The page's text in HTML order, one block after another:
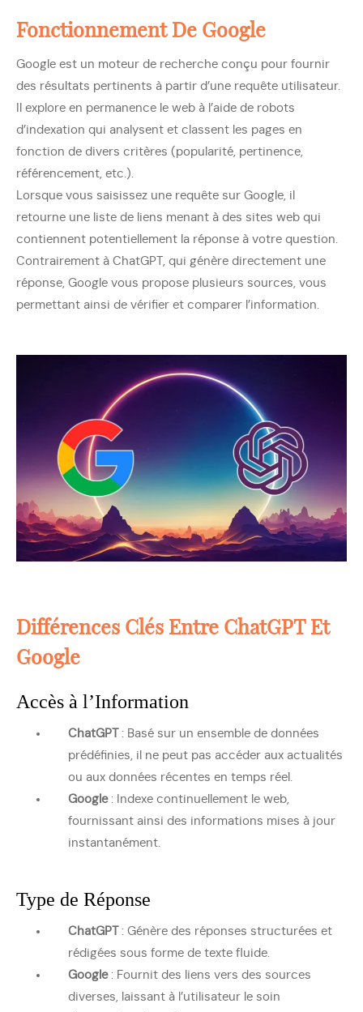
Fonctionnement De Google
Google est un moteur de recherche conçu pour fournir
des résultats pertinents à partir d’une requête utilisateur.
Il explore en permanence le web à l’aide de robots
d’indexation qui analysent et classent les pages en
fonction de divers critères (popularité, pertinence,
référencement, etc.).
Lorsque vous saisissez une requête sur Google, il
retourne une liste de liens menant à des sites web qui
contiennent potentiellement la réponse à votre question.
Contrairement à ChatGPT, qui génère directement une
réponse, Google vous propose plusieurs sources, vous
permettant ainsi de vérifier et comparer l’information.
Différences Clés Entre ChatGPT Et
Google
Accès à l’Information
ChatGPT
: Basé sur un ensemble de données
prédéfinies, il ne peut pas accéder aux actualités
ou aux données récentes en temps réel.
Google: Indexe continuellement le web,
fournissant ainsi des informations mises à jour
instantanément.
Type de Réponse
ChatGPT
: Génère des réponses structurées et
rédigées sous forme de texte fluide.
Google: Fournit des liens vers des sources
diverses, laissant à l’utilisateur le soin